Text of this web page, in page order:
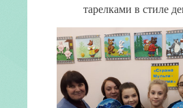
тарелками в стиле